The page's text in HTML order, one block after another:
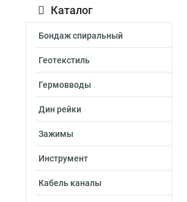
Каталог
Бондаж спиральный
Геотекстиль
Гермовводы
Дин рейки
Зажимы
Инструмент
Кабель каналы